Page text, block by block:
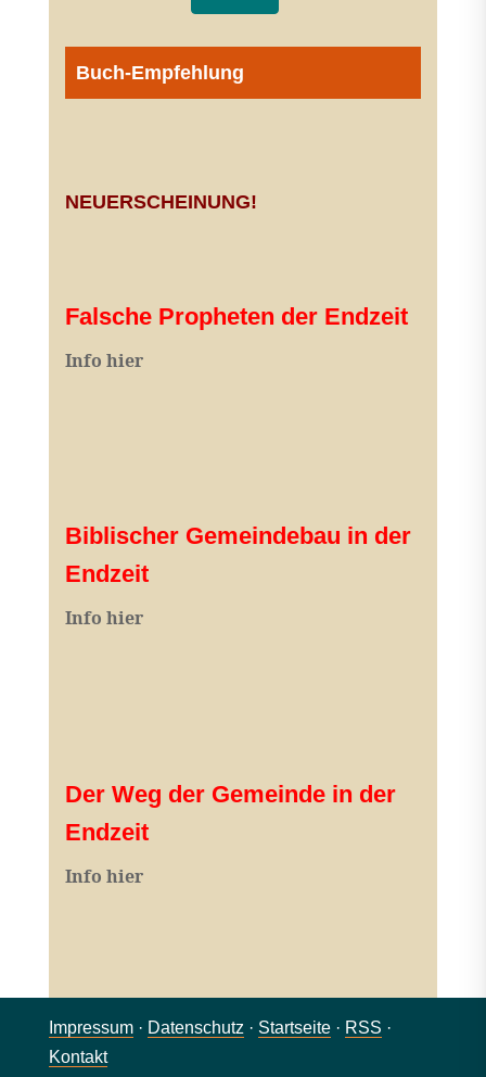
Buch-Empfehlung
NEUERSCHEINUNG!
Falsche Propheten der Endzeit
Info hier
Biblischer Gemeindebau in der
Endzeit
Info hier
Der Weg der Gemeinde in der
Endzeit
Info hier
Impressum· Datenschutz · Startseite· RSS ·
Kontakt